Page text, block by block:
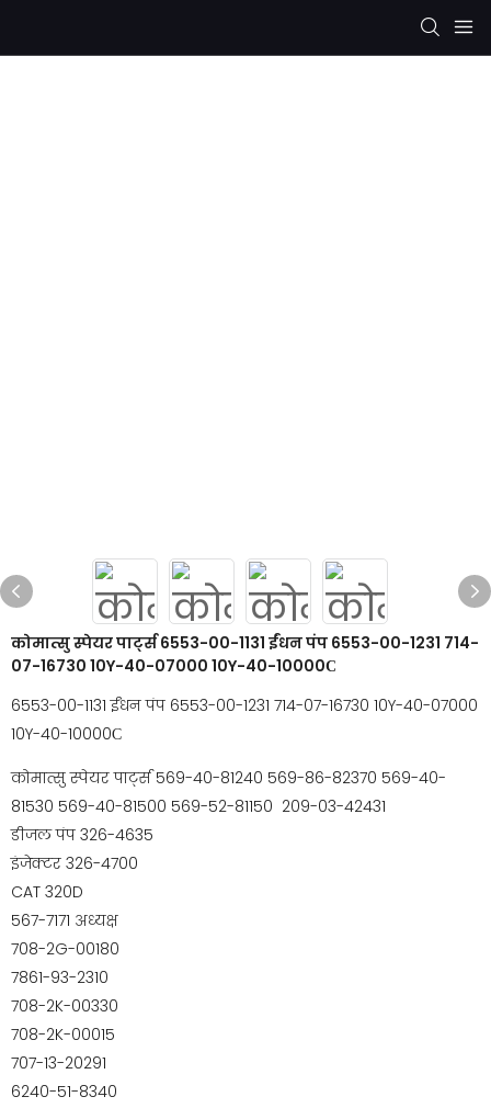
कोमात्सु स्पेयर पार्ट्स 6553-00-1131 ईंधन पंप 6553-00-1231 714-
07-16730 10Y-40-07000 10Y-40-10000С
6553-00-1131 ईंधन पंप 6553-00-1231 714-07-16730 10Y-40-07000
10Y-40-10000С
कोमात्सु स्पेयर पार्ट्स 569-40-81240 569-86-82370 569-40-
81530 569-40-81500 569-52-81150 209-03-42431
डीजल पंप 326-4635
इंजेक्टर 326-4700
CAT 320D
567-7171 अध्यक्ष
708-2G-00180
7861-93-2310
708-2K-00330
708-2K-00015
707-13-20291
6240-51-8340